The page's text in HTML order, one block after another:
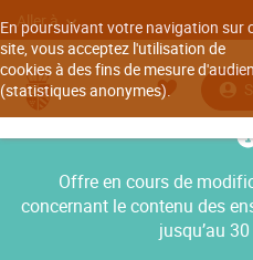
En poursuivant votre navigation sur
site, vous acceptez l'utilisation de
cookies à des fins de mesure
(statistiques anonymes).
Aller à
Offre en cours de
concernant le contenu des
jusqu’au